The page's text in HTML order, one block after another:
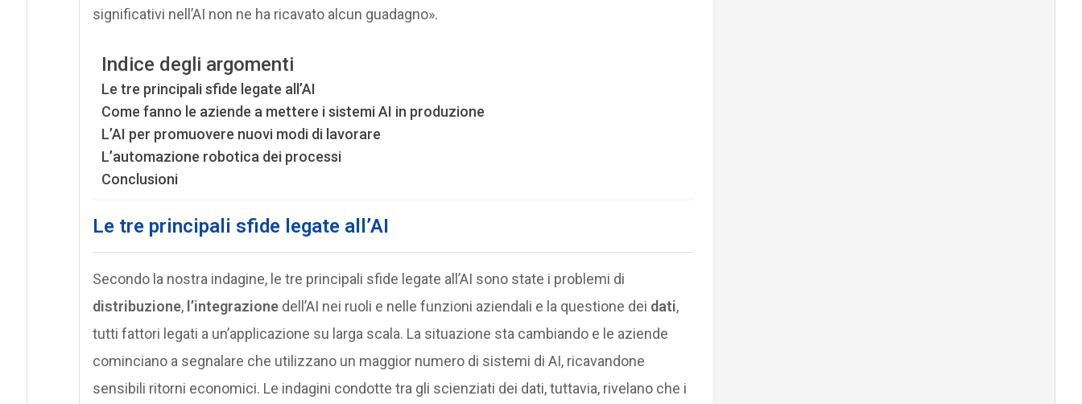
significativi nell’AI non ne ha ricavato alcun guadagno».
Indice degli argomenti
Le tre principali sfide legate all’AI
Come fanno le aziende a mettere i sistemi AI in produzione
L’AI per promuovere nuovi modi di lavorare
L’automazione robotica dei processi
Conclusioni
Le tre principali sfide legate all’AI
Secondo la nostra indagine, le tre principali sfide legate all’AI sono state i problemi di
distribuzione, l’integrazionedell’AI nei ruoli e nelle funzioni aziendali e la questione dei dati,
tutti fattori legati a un’applicazione su larga scala. La situazione sta cambiando e le aziende
cominciano a segnalare che utilizzano un maggior numero di sistemi di AI, ricavandone
sensibili ritorni economici. Le indagini condotte tra gli scienziati dei dati, tuttavia, rivelano che i